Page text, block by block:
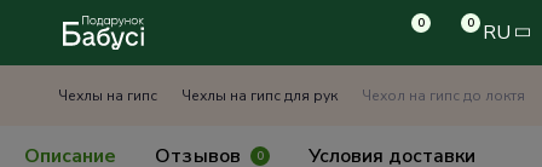
0 0 RU
Чехлы на гипс Чехлы на гипс для рук Чехол на гипс до локтя
Описание Отзывов 0 Условия доставки